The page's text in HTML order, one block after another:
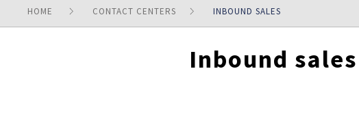
HOME CONTACT CENTERS INBOUND SALES
Inbound